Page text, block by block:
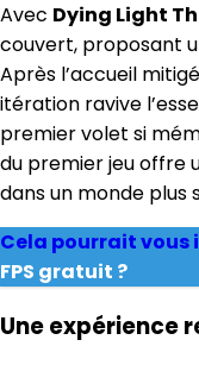
Avec Dying Light
couvert, proposant
Après l’accueil
itération ravive
premier volet si
du premier jeu offre
dans un monde
Cela pourrait vous
FPS gratuit ?
Une expérience